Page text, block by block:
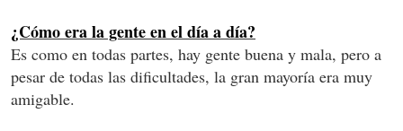
¿Cómo era la gente en el día a día?
Es como en todas partes, hay gente buena y mala, pero a
pesar de todas las dificultades, la gran mayoría era muy
amigable.